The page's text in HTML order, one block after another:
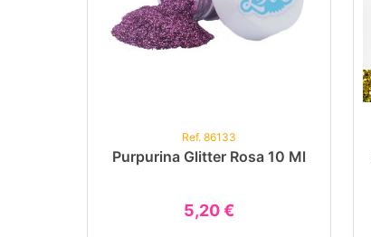
Ref. 86133
Purpurina Glitter Rosa 10 Ml
5,20 €